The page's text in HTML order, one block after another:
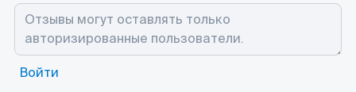
Войти